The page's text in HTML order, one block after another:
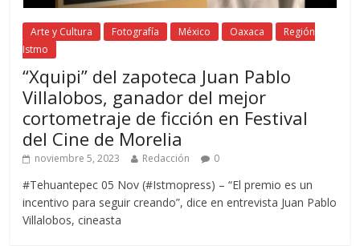
Arte y Cultura Fotografía México Oaxaca
Región
Istmo
“Xquipi” del zapoteca Juan Pablo
Villalobos, ganador del mejor
cortometraje de ficción en Festival
del Cine de Morelia
noviembre 5, 2023 Redacción 0
#Tehuantepec 05 Nov (#Istmopress) – “El premio es un
incentivo para seguir creando”, dice en entrevista Juan Pablo
Villalobos, cineasta